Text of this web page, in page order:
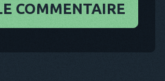
COMMENTAIRE